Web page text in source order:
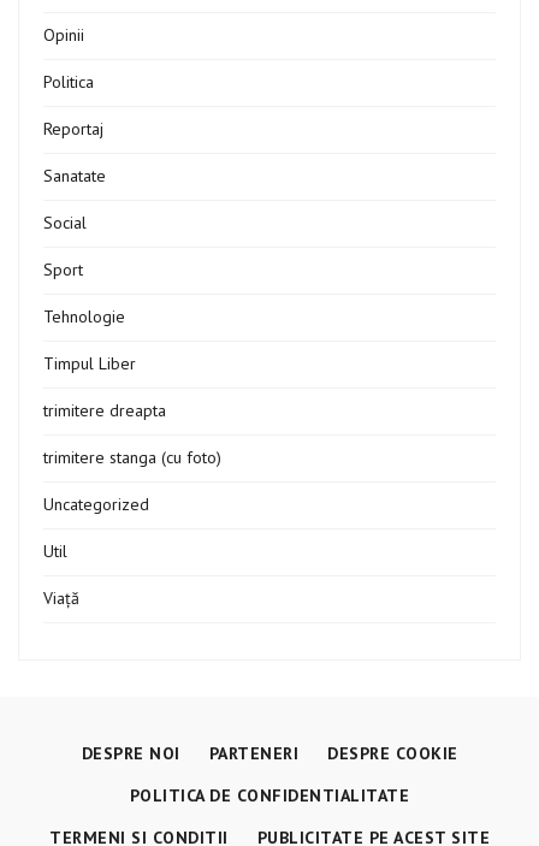
Opinii
Politica
Reportaj
Sanatate
Social
Sport
Tehnologie
Timpul Liber
trimitere dreapta
trimitere stanga (cu foto)
Uncategorized
Util
Viață
DESPRE NOI PARTENERI
DESPRE COOKIE
POLITICA DE CONFIDENTIALITATE
TERMENI SI CONDITII
PUBLICITATE PE ACEST SITE